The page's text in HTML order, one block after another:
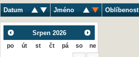
Datum Jméno Oblíbenost
Srpen 2026
po út st čt pá so ne